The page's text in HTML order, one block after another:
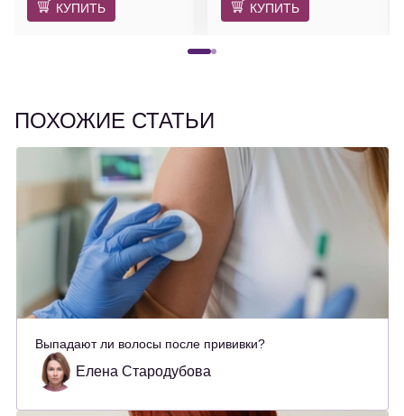
КУПИТЬ КУПИТЬ
ПОХОЖИЕ СТАТЬИ
Выпадают ли волосы после прививки?
Елена Стародубова